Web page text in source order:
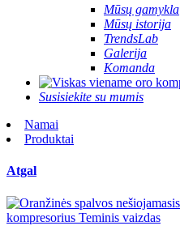
Mūsų gamykla
Mūsų istorija
TrendsLab
Galerija
Komanda
Susisiekite su mumis
Namai
Produktai
Atgal